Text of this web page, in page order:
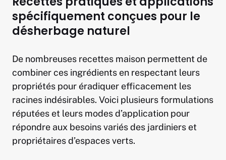
spécifiquement conçues pour le
désherbage naturel
De nombreuses recettes maison permettent de
combiner ces ingrédients en respectant leurs
propriétés pour éradiquer efficacement les
racines indésirables. Voici plusieurs formulations
réputées et leurs modes d’application pour
répondre aux besoins variés des jardiniers et
propriétaires d’espaces verts.